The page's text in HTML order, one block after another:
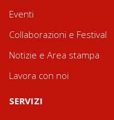
Eventi
Collaborazioni e Festival
Notizie e Area stampa
Lavora con noi
SERVIZI